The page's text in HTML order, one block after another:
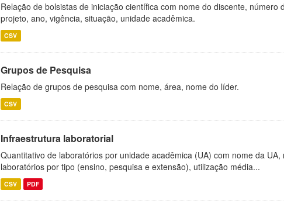
Relação de bolsistas de iniciação científica com nome do discente,
projeto, ano, vigência, situação, unidade acadêmica.
CSV
Grupos de Pesquisa
Relação de grupos de pesquisa com nome, área, nome do líder.
CSV
Infraestrutura laboratorial
Quantitativo de laboratórios por unidade acadêmica (UA) com nome da
laboratórios por tipo (ensino, pesquisa e extensão), utilização média...
CSV PDF